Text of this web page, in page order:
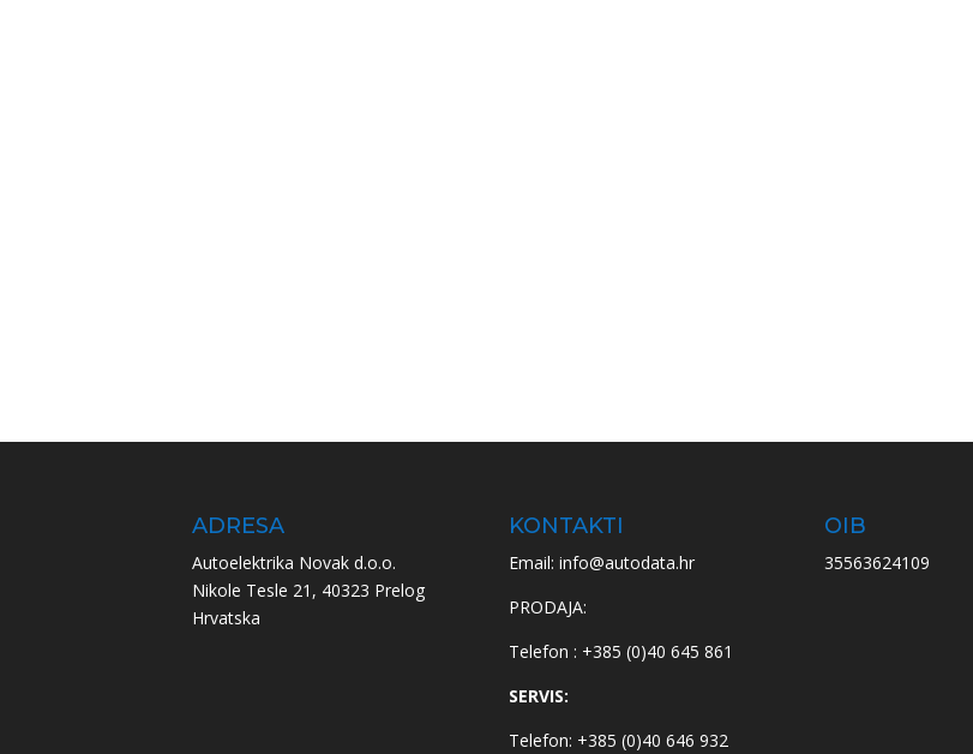
ADRESA
Autoelektrika Novak d.o.o.
Nikole Tesle 21, 40323 Prelog
Hrvatska
KONTAKTI
Email: info@autodata.hr
PRODAJA:
Telefon : +385 (0)40 645 861
SERVIS:
Telefon: +385 (0)40 646 932
OIB
35563624109